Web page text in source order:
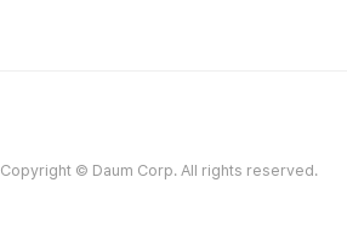
Copyright © Daum Corp. All rights reserved.